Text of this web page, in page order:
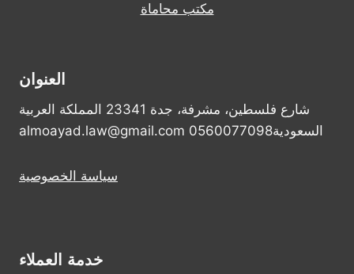
مكتب محاماة
العنوان
شارع فلسطين، مشرفة، جدة 23341 المملكة العربية
السعودية0560077098 almoayad.law@gmail.com
سياسة الخصوصية
خدمة العملاء